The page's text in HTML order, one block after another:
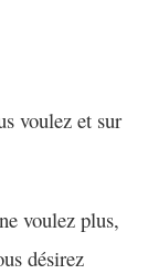
voulez et sur
voulez plus,
désirez